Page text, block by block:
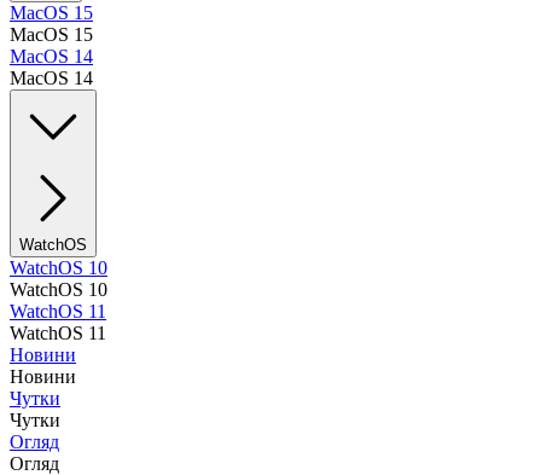
MacOS 15
MacOS 15
MacOS 14
MacOS 14
WatchOS
WatchOS 10
WatchOS 10
WatchOS 11
WatchOS 11
Новини
Новини
Чутки
Чутки
Огляд
Огляд